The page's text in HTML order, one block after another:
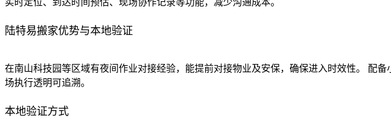
陆特易搬家优势与本地验证
在南山科技园等区域有夜间作业对接经验，能提前对接物业及安保，确保进入时效性。 配
场执行透明可追溯。
本地验证方式